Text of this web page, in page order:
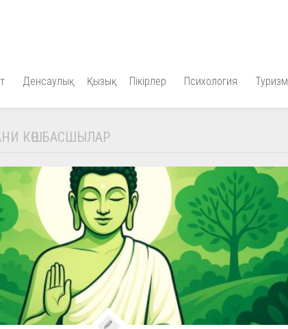
Денсаулық Қызық Пікірлер Психология Туризм
КӨШБАСШЫЛАР